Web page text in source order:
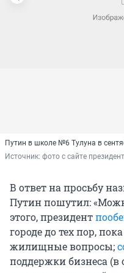
Путин в школе №6 Тулуна в
Источник: фото с сайте
В ответ на просьбу
Путин пошутил:
этого, президент
городе до тех пор,
жилищные вопросы;
поддержки бизнеса (в